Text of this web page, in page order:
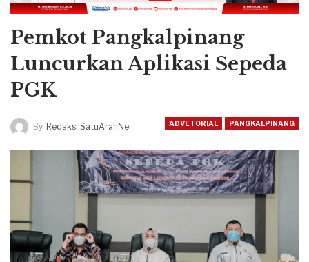
Pemkot Pangkalpinang
Luncurkan Aplikasi Sepeda
PGK
ADVETORIAL PANGKALPINANG
By Redaksi SatuArahNews